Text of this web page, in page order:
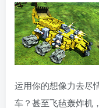
运用你的想像力去尽
车？甚至飞毡轰炸机